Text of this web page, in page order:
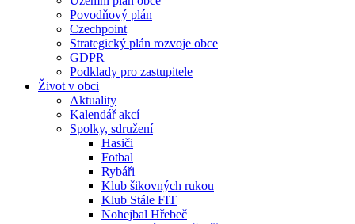
Povodňový plán
Czechpoint
Strategický plán rozvoje obce
GDPR
Podklady pro zastupitele
Život v obci
Aktuality
Kalendář akcí
Spolky, sdružení
Hasiči
Fotbal
Rybáři
Klub šikovných rukou
Klub Stále FIT
Nohejbal Hřebeč